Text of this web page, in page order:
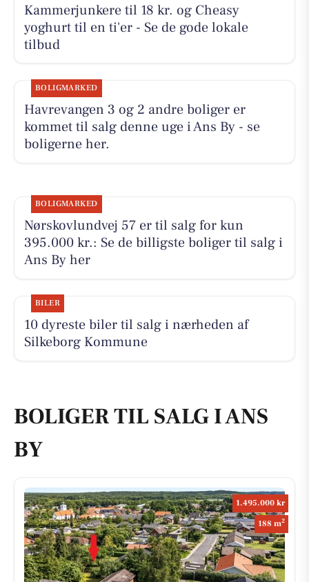
Kammerjunkere til 18 kr. og Cheasy
yoghurt til en ti'er - Se de gode lokale
tilbud
BOLIGMARKED
Havrevangen 3 og 2 andre boliger er
kommet til salg denne uge i Ans By - se
boligerne her.
BOLIGMARKED
Nørskovlundvej 57 er til salg for kun
395.000 kr.: Se de billigste boliger til salg i
Ans By her
BILER
10 dyreste biler til salg i nærheden af
Silkeborg Kommune
BOLIGER TIL SALG I ANS
BY
1.495.000 kr
188 m2